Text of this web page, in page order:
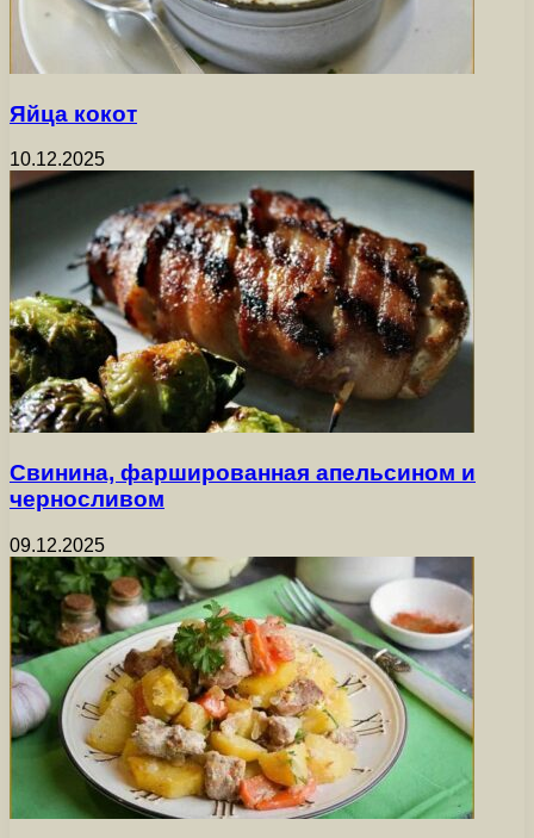
Яйца кокот
10.12.2025
Свинина, фаршированная апельсином и
черносливом
09.12.2025